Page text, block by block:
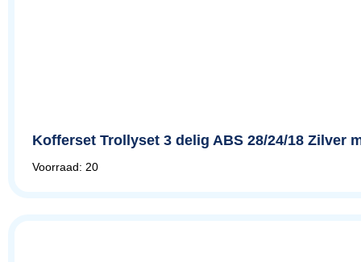
Kofferset Trollyset 3 delig ABS 28/24/18 Zilver
Voorraad: 20